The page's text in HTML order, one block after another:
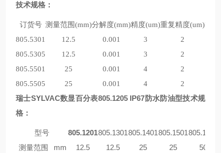
技术规格：
订货号 测量范围(mm)分解度(mm)精度(um)重复精度(um)
805.5301
12.5 0.001 3
2
805.5305
12.5 0.001 3
2
805.5501
25 0.001 4
2
805.5505
25 0.001 4 2
瑞士SYLVAC数显百分表805.1205 IP67防水防油型技术规
格：
型号 805.1201805.1301805.1401805.1501805.1601
测量范围
mm 12.5 12.5 25 25
50